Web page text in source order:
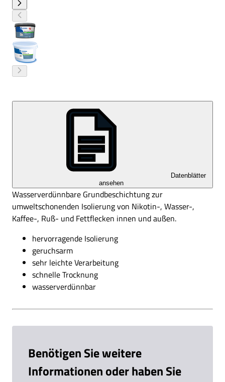
Datenblätter
ansehen
Wasserverdünnbare Grundbeschichtung zur
umweltschonenden Isolierung von Nikotin-, Wasser-,
Kaffee-, Ruß- und Fettflecken innen und außen.
wasserverdünnbar
Benötigen Sie weitere
Informationen oder haben Sie